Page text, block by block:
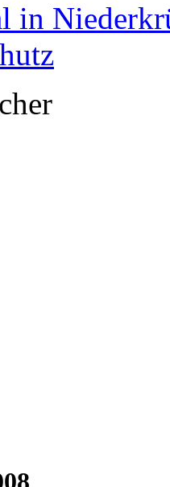
in